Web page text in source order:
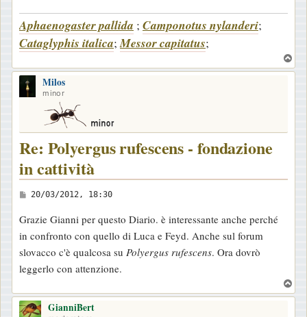
g
i
Aphaenogaster pallida ; Camponotus nylanderi;
Cataglyphis italica; Messor capitatus;
o
Milos
minor
Re: Polyergus rufescens - fondazione
in cattività
M
s
s
a
g
g
i
20/03/2012, 18:30
Grazie Gianni per questo Diario. è interessante anche perché
in confronto con quello di Luca e Feyd. Anche sul forum
slovacco c'è qualcosa su Polyergus rufescens. Ora dovrò
leggerlo con attenzione.
o
GianniBert